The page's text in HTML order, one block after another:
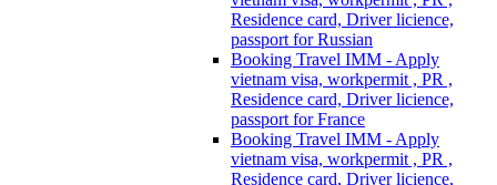
Residence card, Driver licience,
passport for Russian
Booking Travel IMM - Apply
vietnam visa, workpermit , PR ,
Residence card, Driver licience,
passport for France
Booking Travel IMM - Apply
vietnam visa, workpermit , PR ,
Residence card, Driver licience,